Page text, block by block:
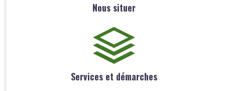
Nous situer
Services et démarches